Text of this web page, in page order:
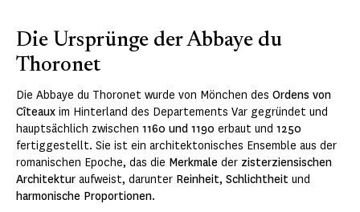
Die Ursprünge der Abbaye du
Thoronet
Die Abbaye du Thoronet wurde von Mönchen des Ordens von
Cîteaux im Hinterland des Departements Var gegründet und
hauptsächlich zwischen 1160 und 1190 erbaut und 1250
fertiggestellt. Sie ist ein architektonisches Ensemble aus der
romanischen Epoche, das die Merkmale der zisterziensischen
Architektur aufweist, darunter Reinheit, Schlichtheit und
harmonische Proportionen.